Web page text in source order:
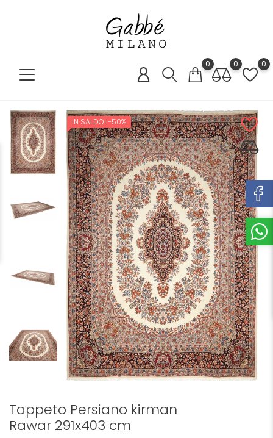
0 0 0
IN SALDO! -50%
Tappeto Persiano kirman
Rawar 291x403 cm